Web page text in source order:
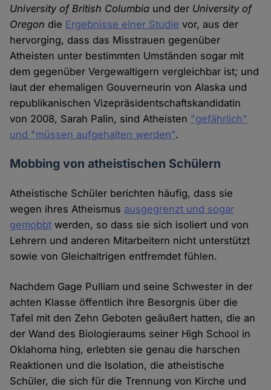
University of British Columbia und der University of
Oregon die Ergebnisse einer Studie vor, aus der
hervorging, dass das Misstrauen gegenüber
Atheisten unter bestimmten Umständen sogar mit
dem gegenüber Vergewaltigern vergleichbar ist; und
laut der ehemaligen Gouverneurin von Alaska und
republikanischen Vizepräsidentschaftskandidatin
von 2008, Sarah Palin, sind Atheisten "gefährlich"
und "müssen aufgehalten werden".
Mobbing von atheistischen Schülern
Atheistische Schüler berichten häufig, dass sie
wegen ihres Atheismus ausgegrenzt und sogar
gemobbt werden, so dass sie sich isoliert und von
Lehrern und anderen Mitarbeitern nicht unterstützt
sowie von Gleichaltrigen entfremdet fühlen.
Nachdem Gage Pulliam und seine Schwester in der
achten Klasse öffentlich ihre Besorgnis über die
Tafel mit den Zehn Geboten geäußert hatten, die an
der Wand des Biologieraums seiner High School in
Oklahoma hing, erlebten sie genau die harschen
Reaktionen und die Isolation, die atheistische
Schüler, die sich für die Trennung von Kirche und